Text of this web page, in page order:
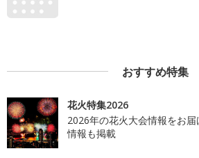
おすすめ特集
花火特集2026
2026年の花火大会情報をお
情報も掲載